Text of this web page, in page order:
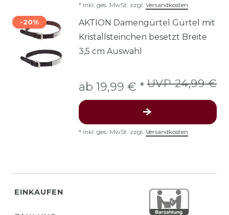
* inkl. ges. MwSt. zzgl. Versandkosten
-20%
AKTION Damengürtel Gürtel mit
Kristallsteinchen besetzt Breite
3,5 cm Auswahl
UVP 24,99 €
ab 19,99 € *
* inkl. ges. MwSt. zzgl. Versandkosten
EINKAUFEN